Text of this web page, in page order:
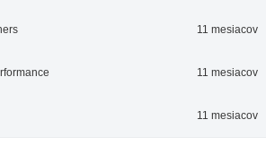
11 mesiacov
11 mesiacov
11 mesiacov